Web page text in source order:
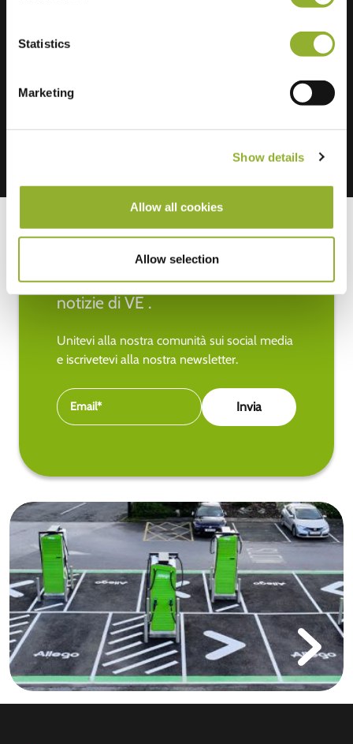
Statistics
Marketing
Show details
Allow all cookies
Allow selection
Rimanete aggiornati sulle ultime
notizie di VE .
Unitevi alla nostra comunità sui social media
e iscrivetevi alla nostra newsletter.